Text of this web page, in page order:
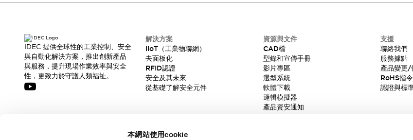
本網站使用cookie
IDEC 提供全球性的工業控制、安全
與自動化解決方案，推出創新產品
與服務，提升現場作業效率與安全
性，更致力於守護人類福祉。
解決方案
IIoT（工業物聯網）
去面板化
RFID認證
安全及其未來
從基礎了解安全元件
資源與文件
CAD檔
型錄和宣傳手冊
影片專區
選型系統
軟體下載
邏輯模擬器
產品資安通知
支援
聯絡我們
服務據點
產品變更/
RoHS指
認證與標